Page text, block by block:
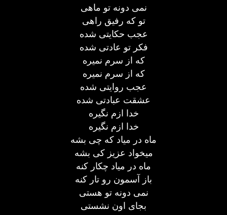
نمی دونه تو ماهی
تو که رفیق راهی
عجب حکایتی شده
فکر تو عادتی شده
که از سرم نمیره
که از سرم نمیره
عجب روایتی شده
عشقت عبادتی شده
خدا ازم نگیره
خدا ازم نگیره
ماه در میاد که چی بشه
میخواد عزیز کی بشه
ماه در میاد چکار کنه
باز آسمون رو تار کنه
نمی دونه تو هستی
بجای اون نشستی